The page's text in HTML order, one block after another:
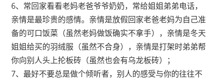
6、常回家看看老妈老爸爷爷奶奶，常给姐姐弟弟电话，
亲情是最珍贵的感情。亲情是放假回家老爸老妈为自己准
备的可口饭菜（虽然老妈做饭确实不拿手），亲情是冬天
姐姐给买的羽绒服（虽然不合身），亲情是打架时弟弟帮
你向别人头上抡板砖（虽然也会有乌龙板砖）；
7、最好不要总是做个倾听者，别人的感受与你的往往不